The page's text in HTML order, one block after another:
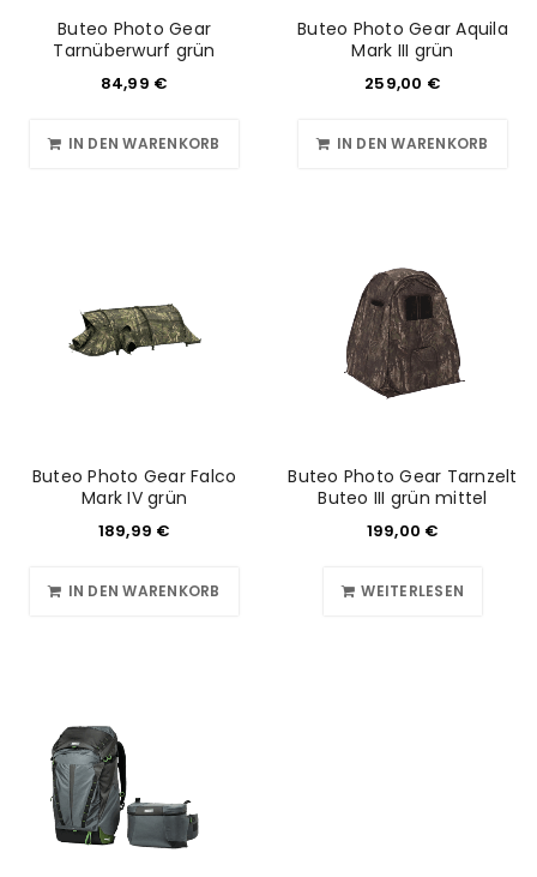
Passwort
Buteo Photo Gear
Tarnüberwurf grün
84,99 €
IN DEN WARENKORB
Buteo Photo Gear Aquila
Mark III grün
259,00 €
IN DEN WARENKORB
Buteo Photo Gear Falco
Mark IV grün
189,99 €
IN DEN WARENKORB
Buteo Photo Gear Tarnzelt
Buteo III grün mittel
199,00 €
WEITERLESEN